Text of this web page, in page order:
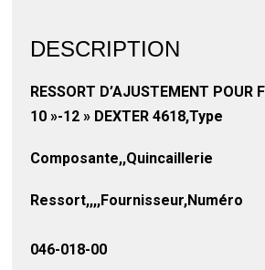
DESCRIPTION
RESSORT D’AJUSTEMENT POUR
10 »-12 » DEXTER 4618,Type
Composante,,Quincaillerie
Ressort,,,,Fournisseur,Numéro
046-018-00